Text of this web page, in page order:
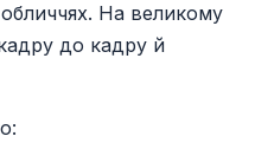
обличчях. На великому
до кадру й